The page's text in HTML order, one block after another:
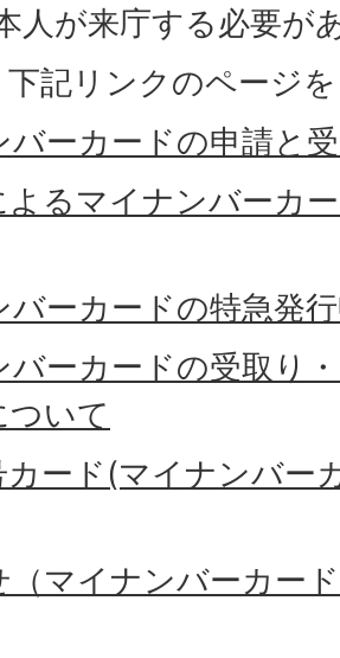
人が来庁する必要が
記リンクのページ
バーカードの申請と
よるマイナンバーカ
バーカードの特急発
バーカードの受取り
ついて
カード(マイナンバー
（マイナンバーカー